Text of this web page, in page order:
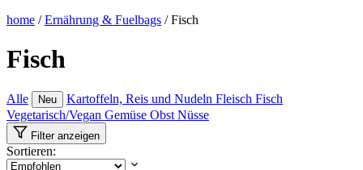
home / Ernährung & Fuelbags / Fisch
Fisch
Alle Neu Kartoffeln, Reis und Nudeln Fleisch Fisch
Vegetarisch/Vegan Gemüse Obst Nüsse
Filter anzeigen
Sortieren: